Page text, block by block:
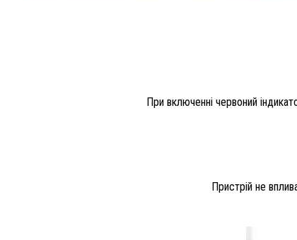
При включенні червоний
Пристрій не